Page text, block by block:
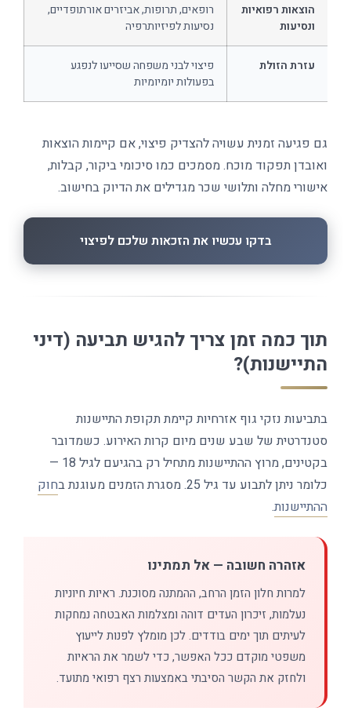
הוצאות רפואיות
ונסיעות
רופאים, תרופות, אביזרים אורתופדיים,
נסיעות לפיזיותרפיה
עזרת הזולת
פיצוי לבני משפחה שסייעו לנפגע
בפעולות יומיומיות
גם פגיעה זמנית עשויה להצדיק פיצוי, אם קיימות הוצאות
ואובדן תפקוד מוכח. מסמכים כמו סיכומי ביקור, קבלות,
אישורי מחלה ותלושי שכר מגדילים את הדיוק בחישוב.
בדקו עכשיו את הזכאות שלכם לפיצוי
תוך כמה זמן צריך להגיש תביעה (דיני
התיישנות)?
בתביעות נזקי גוף אזרחיות קיימת תקופת התיישנות
סטנדרטית של שבע שנים מיום קרות האירוע. כשמדובר
בקטינים, מרוץ ההתיישנות מתחיל רק בהגיעם לגיל 18 —
כלומר ניתן לתבוע עד גיל 25. מסגרת הזמנים מעוגנת ב
חוק
ההתיישנות.
אזהרה חשובה — אל תמתינו
למרות חלון הזמן הרחב, ההמתנה מסוכנת. ראיות חיוניות
נעלמות, זיכרון העדים דוהה ומצלמות האבטחה נמחקות
לעיתים תוך ימים בודדים. לכן מומלץ לפנות לייעוץ
משפטי מוקדם ככל האפשר, כדי לשמר את הראיות
ולחזק את הקשר הסיבתי באמצעות רצף רפואי מתועד.